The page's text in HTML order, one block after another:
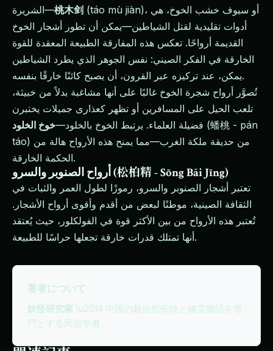
الشريرة—桃木剑 (táo mù jiàn)، أو سيوف خشب الخوخ، هي
أدوات تقليدية لقتل الشياطين—يمكن أن تطور أشجار الخوخ
القديمة أرواحًا. تعكس هذه المفارقة الطبيعة المعقدة للقوة
الخارقة في الفكر الصيني: نفس الجوهر الذي يطرد الشياطين
يمكن، عند تركيزه عبر القرون، أن يصبح كائنًا خارقًا بنفسه.
تُصوَّر أرواح شجرة الخوخ غالبًا على أنها مشاغبة بدلاً من خبيثة،
تلعب الحيل على المسافرين أو تظهر كعذارى جميلات يختبرن
فضيلة العلماء. يرتبط الخوخ بالخلود—خوخ الخلود
(蟠桃 - pán
táo) من حديقة ملكة الغرب—مما يمنح هذه الأرواح هالة من
الحكمة الخارقة.
أرواح الصنوبر والسرو (松柏精 - Sōng Bǎi Jīng)
تعتبر أشجار الصنوبر والسرو، رموزًا لطول العمر والثبات في
الثقافة الصينية، موطنًا لبعض من أقدم وأقوى أرواح الأشجار.
تُعتبر هذه الأرواح من بين الأكثر قوة في الفولكلور، حيث يُعتقد
أنها تمتلك قدرات خارقة تجعلها حراسًا للطبيعة.
著者について
妖怪研究家 \u2014 中国の超自然伝統と幽霊物語を専
門とする民俗学者。